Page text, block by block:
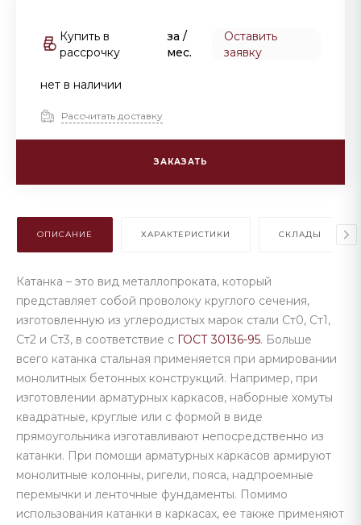
Купить в
рассрочку
за/
мес.
Оставить
заявку
нет в наличии
Рассчитать доставку
ЗАКАЗАТЬ
ОПИСАНИЕ ХАРАКТЕРИСТИКИ СКЛАДЫ
Катанка – это вид металлопроката, который
представляет собой проволоку круглого сечения,
изготовленную из углеродистых марок стали Ст0, Ст1,
Ст2 и Ст3, в соответствие с ГОСТ 30136-95. Больше
всего катанка стальная применяется при армировании
монолитных бетонных конструкций. Например, при
изготовлении арматурных каркасов, наборные хомуты
квадратные, круглые или с формой в виде
прямоугольника изготавливают непосредственно из
катанки. При помощи арматурных каркасов армируют
монолитные колонны, ригели, пояса, надпроемные
перемычки и ленточные фундаменты. Помимо
использования катанки в каркасах, ее также применяют